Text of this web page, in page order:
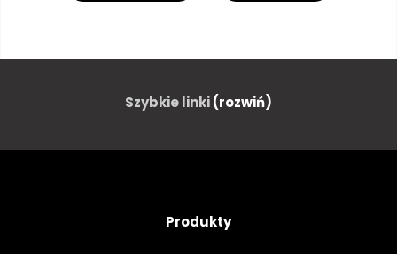
WINOGRONO CZERWONY
BIAŁY WEKTOR
Szybkie linki(rozwiń)
Produkty